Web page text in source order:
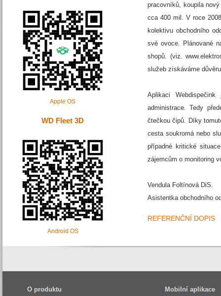
Apple OS
WD Fleet 3D
Android OS
pracovníků, koupila
cca 400 mil. V roce
kolektivu obchodního
své ovoce. Plánované
shopů. (viz.
služeb získáváme
Aplikaci
administrace. Tedy
čtečkou čipů. Díky
cesta soukromá nebo
případné kritické
zájemcům o monitoring
Vendula Foltínová DiS.
Asistentka obchodního
REFERENČNÍ DOPIS
O produktu
Mobilní aplikace